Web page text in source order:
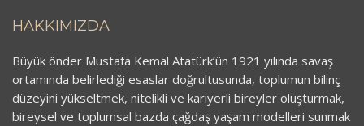
HAKKIMIZDA
Büyük önder Mustafa Kemal Atatürk’ün 1921 yılında savaş
ortamında belirlediği esaslar doğrultusunda, toplumun bilinç
düzeyini yükseltmek, nitelikli ve kariyerli bireyler oluşturmak,
bireysel ve toplumsal bazda çağdaş yaşam modelleri sunmak